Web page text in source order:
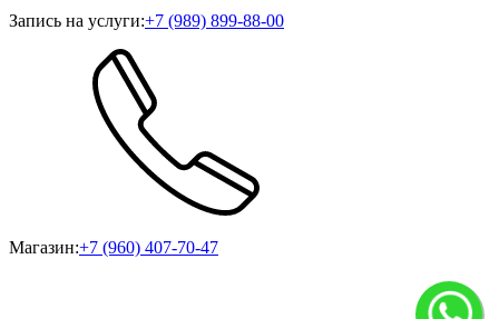
Запись на услуги:+7 (989) 899-88-00
Магазин:+7 (960) 407-70-47
ИП Игуменцева М.А., ИНН 057100293958, г. Махачкала, ул.